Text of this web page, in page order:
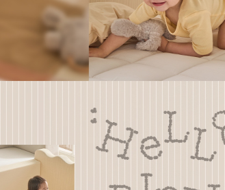
TANTAN
ROLL MAT
원하는 공간에, 원하는 만큼
간편하게 셀프 시공